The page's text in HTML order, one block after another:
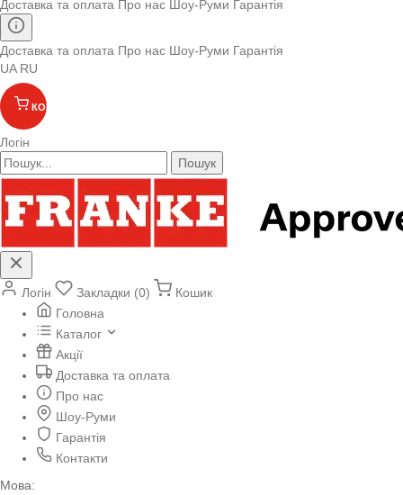
Доставка та оплата Про нас Шоу-Руми Гарантія
Доставка та оплата Про нас Шоу-Руми Гарантія
UA RU
КОШИК
Логін
Пошук
Логін Закладки (0)
Кошик
Головна
Каталог
Акції
Доставка та оплата
Про нас
Шоу-Руми
Гарантія
Контакти
Мова: